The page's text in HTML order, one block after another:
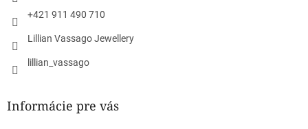
+421 911 490 710
Lillian Vassago Jewellery
lillian_vassago
Informácie pre vás